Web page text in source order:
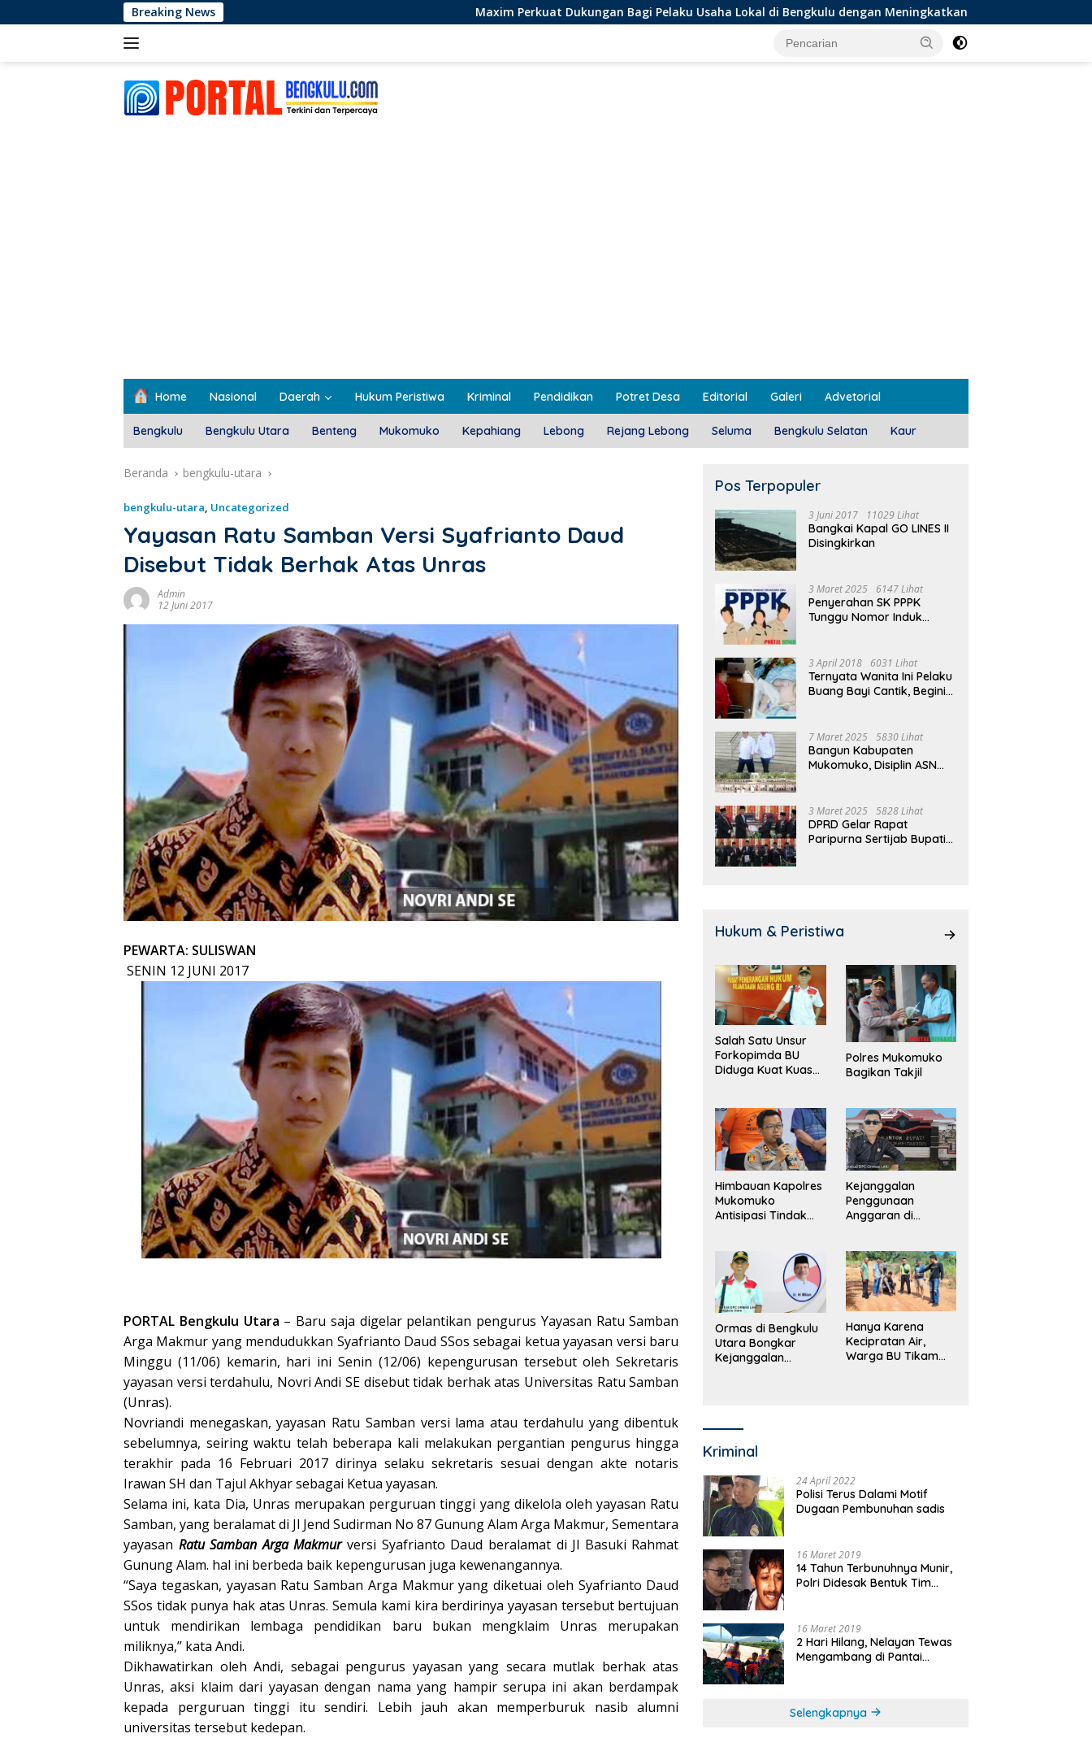
ke
Breaking News Maxim Perkuat Dukungan Bagi Pelaku Usaha Lokal di Bengkulu dengan Meningkatkan Ruang Publik dan Kebersihan Pasar
Home Nasional Daerah Hukum Peristiwa Kriminal Pendidikan Potret Desa Editorial Galeri Advetorial
Bengkulu Bengkulu Utara Benteng Mukomuko Kepahiang Lebong Rejang Lebong Seluma Bengkulu Selatan Kaur
Beranda bengkulu-utara
bengkulu-utara, Uncategorized
Yayasan Ratu Samban Versi Syafrianto Daud
Disebut Tidak Berhak Atas Unras
Admin
12 Juni 2017
PEWARTA: SULISWAN
SENIN 12 JUNI 2017
PORTAL Bengkulu Utara – Baru saja digelar pelantikan pengurus Yayasan Ratu Samban
Arga Makmur yang mendudukkan Syafrianto Daud SSos sebagai ketua yayasan versi baru
Minggu (11/06) kemarin, hari ini Senin (12/06) kepengurusan tersebut oleh Sekretaris
yayasan versi terdahulu, Novri Andi SE disebut tidak berhak atas Universitas Ratu Samban
(Unras).
Novriandi menegaskan, yayasan Ratu Samban versi lama atau terdahulu yang dibentuk
sebelumnya, seiring waktu telah beberapa kali melakukan pergantian pengurus hingga
terakhir pada 16 Februari 2017 dirinya selaku sekretaris sesuai dengan akte notaris
Irawan SH dan Tajul Akhyar sebagai Ketua yayasan.
Selama ini, kata Dia, Unras merupakan perguruan tinggi yang dikelola oleh yayasan Ratu
Samban, yang beralamat di Jl Jend Sudirman No 87 Gunung Alam Arga Makmur, Sementara
yayasan Ratu Samban Arga Makmurversi Syafrianto Daud beralamat di Jl Basuki Rahmat
Gunung Alam. hal ini berbeda baik kepengurusan juga kewenangannya.
“Saya tegaskan, yayasan Ratu Samban Arga Makmur yang diketuai oleh Syafrianto Daud
SSos tidak punya hak atas Unras. Semula kami kira berdirinya yayasan tersebut bertujuan
untuk mendirikan lembaga pendidikan baru bukan mengklaim Unras merupakan
miliknya,” kata Andi.
Dikhawatirkan oleh Andi, sebagai pengurus yayasan yang secara mutlak berhak atas
Unras, aksi klaim dari yayasan dengan nama yang hampir serupa ini akan berdampak
kepada perguruan tinggi itu sendiri. Lebih jauh akan memperburuk nasib alumni
universitas tersebut kedepan.
Pos Terpopuler
3 Juni 2017 11029 Lihat
Bangkai Kapal GO LINES II
Disingkirkan
3 Maret 2025 6147 Lihat
Penyerahan SK PPPK
Tunggu Nomor Induk
3 April 2018 6031 Lihat
Ternyata Wanita Ini Pelaku
Buang Bayi Cantik, Begini
7 Maret 2025 5830 Lihat
Bangun Kabupaten
Mukomuko, Disiplin ASN
3 Maret 2025 5828 Lihat
DPRD Gelar Rapat
Paripurna Sertijab Bupati
Hukum & Peristiwa
Salah Satu Unsur
Forkopimda BU
Diduga Kuat Kuasai
Laki Lapor
Kejagung
Polres Mukomuko
Bagikan Takjil
Himbauan Kapolres
Mukomuko
Antisipasi Tindak
Orang
Kejanggalan
Penggunaan
Anggaran di
Bakal Dibongkar
Ormas di Bengkulu
Utara Bongkar
Kejanggalan
Hanya Karena
Kecipratan Air,
Warga BU Tikam
Kriminal
24 April 2022
Polisi Terus Dalami Motif
Dugaan Pembunuhan sadis
16 Maret 2019
14 Tahun Terbunuhnya Munir,
Polri Didesak Bentuk Tim
16 Maret 2019
2 Hari Hilang, Nelayan Tewas
Mengambang di Pantai
Selengkapnya